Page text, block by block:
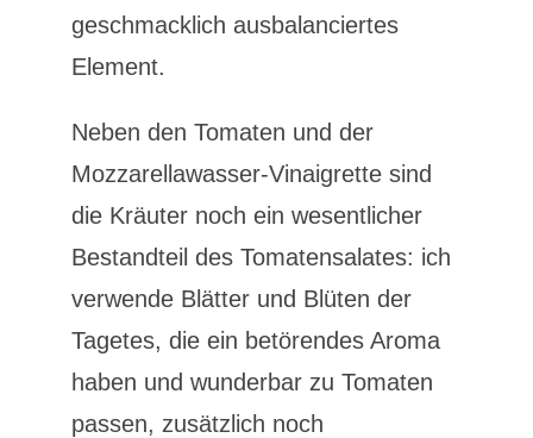
geschmacklich ausbalanciertes
Element.
Neben den Tomaten und der
Mozzarellawasser-Vinaigrette sind
die Kräuter noch ein wesentlicher
Bestandteil des Tomatensalates: ich
verwende Blätter und Blüten der
Tagetes, die ein betörendes Aroma
haben und wunderbar zu Tomaten
passen, zusätzlich noch